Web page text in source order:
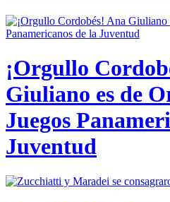
¡Orgullo
Giuliano es de
Juegos
Juventud